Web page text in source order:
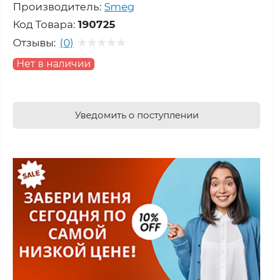
Производитель: Smeg
Код Товара: 190725
Отзывы: (0)
Нет в наличии
Уведомить о поступлении